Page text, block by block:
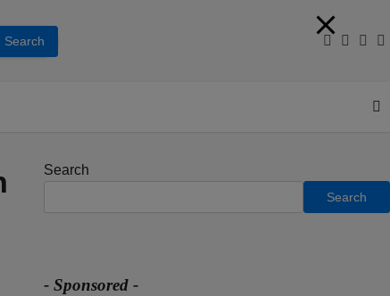
Facebook
Search
Search
- Sponsored -